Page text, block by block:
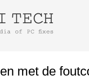
met de
using